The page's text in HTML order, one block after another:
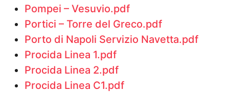
Pompei – Vesuvio.pdf
Portici – Torre del Greco.pdf
Porto di Napoli Servizio Navetta.pdf
Procida Linea 1.pdf
Procida Linea 2.pdf
Procida Linea C1.pdf